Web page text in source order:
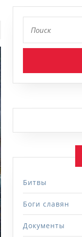
Битвы
Боги славян
Документы